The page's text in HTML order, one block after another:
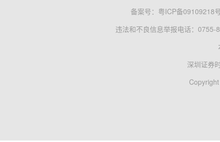
备案号： 粤ICP备09109218
违法和不良信息举报电话：0755-
深圳证券